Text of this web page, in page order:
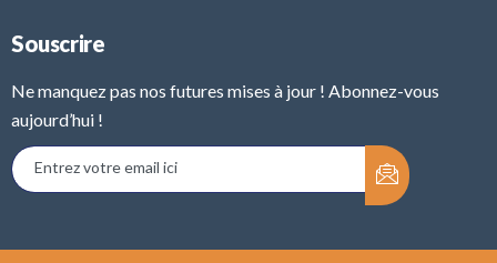
Souscrire
Ne manquez pas nos futures mises à jour ! Abonnez-vous
aujourd’hui !